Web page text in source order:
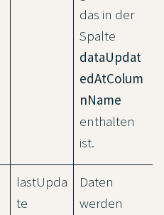
das in der
Spalte
dataUpdat
edAtColum
nName
enthalten
ist.
lastUpda
te
Daten
werden